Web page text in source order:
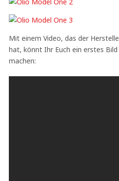
Mit einem Video, das der
hat, könnt Ihr Euch ein erstes
machen: